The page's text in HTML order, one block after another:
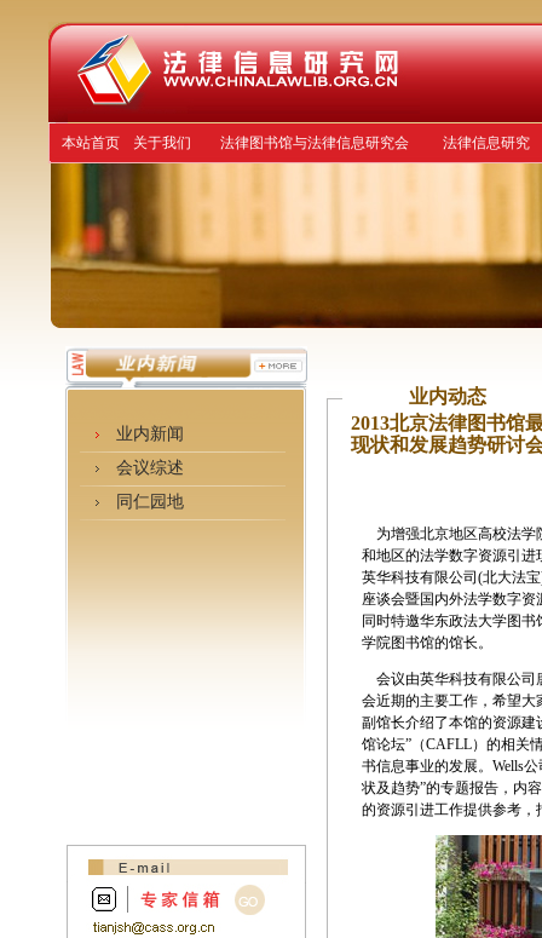
本站首页 关于我们 法律图书馆与法律信息研究会 法律信息研究
业内新闻
会议综述
同仁园地
业内动态
2013北京法律图书馆
现状和发展趋势研讨
为增强北京地区高校法学
和地区的法学数字资源引进
英华科技有限公司(北大法
座谈会暨国内外法学数字
同时特邀华东政法大学图
学院图书馆的馆长。
会议由英华科技有限公司
会近期的主要工作，希望
副馆长介绍了本馆的资源建
馆论坛”（CAFLL）的相关
书信息事业的发展。Wells
状及趋势”的专题报告，内
的资源引进工作提供参考